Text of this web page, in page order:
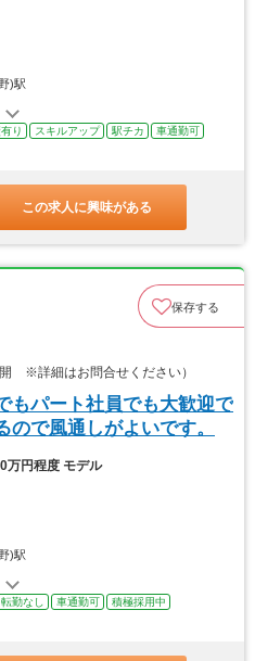
)駅
り スキルアップ 駅チカ
車通勤可
この求人に興味がある
保存する
※詳細はお問合せください）
もパート社員でも大歓迎で
で風通しがよいです。
万円程度 モデル
)駅
勤なし 車通勤可
積極採用中